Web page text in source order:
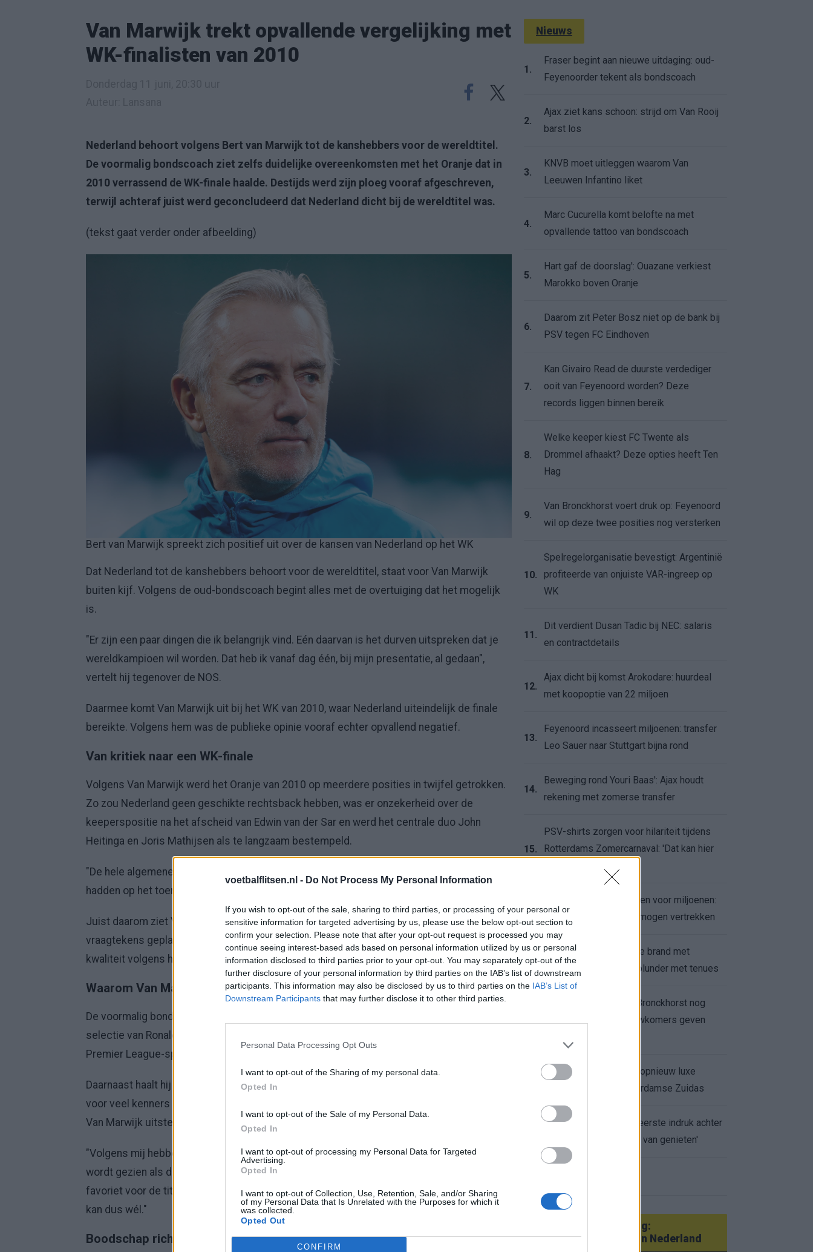
voetbalflitsen.nl - Do Not Process My Personal Information
If you wish to opt-out of the sale, sharing to third parties, or processing of your personal or
sensitive information for targeted advertising by us, please use the below opt-out section to
confirm your selection. Please note that after your opt-out request is processed you may
continue seeing interest-based ads based on personal information utilized by us or personal
information disclosed to third parties prior to your opt-out. You may separately opt-out of the
further disclosure of your personal information by third parties on the IAB’s list of downstream
participants. This information may also be disclosed by us to third parties on the IAB’s List of
Downstream Participants that may further disclose it to other third parties.
Personal Data Processing Opt Outs
I want to opt-out of the Sharing of my personal data.
Opted In
I want to opt-out of the Sale of my Personal Data.
Opted In
I want to opt-out of processing my Personal Data for Targeted
Advertising.
Opted In
I want to opt-out of Collection, Use, Retention, Sale, and/or Sharing
of my Personal Data that Is Unrelated with the Purposes for which it
was collected.
Opted Out
CONFIRM
Van Marwijk trekt opvallende vergelijking met
WK-finalisten van 2010
Nederland behoort volgens Bert van Marwijk tot de kanshebbers voor de wereldtitel.
De voormalig bondscoach ziet zelfs duidelijke overeenkomsten met het Oranje dat in
2010 verrassend de WK-finale haalde. Destijds werd zijn ploeg vooraf afgeschreven,
terwijl achteraf juist werd geconcludeerd dat Nederland dicht bij de wereldtitel was.
(tekst gaat verder onder afbeelding)
Bert van Marwijk spreekt zich positief uit over de kansen van Nederland op het WK
Dat Nederland tot de kanshebbers behoort voor de wereldtitel, staat voor Van Marwijk
buiten kijf. Volgens de oud-bondscoach begint alles met de overtuiging dat het mogelijk
is.
"Er zijn een paar dingen die ik belangrijk vind. Eén daarvan is het durven uitspreken dat je
wereldkampioen wil worden. Dat heb ik vanaf dag één, bij mijn presentatie, al gedaan",
vertelt hij tegenover de NOS.
Daarmee komt Van Marwijk uit bij het WK van 2010, waar Nederland uiteindelijk de finale
bereikte. Volgens hem was de publieke opinie vooraf echter opvallend negatief.
Van kritiek naar een WK-finale
Volgens Van Marwijk werd het Oranje van 2010 op meerdere posities in twijfel getrokken.
Zo zou Nederland geen geschikte rechtsback hebben, was er onzekerheid over de
keeperspositie na het afscheid van Edwin van der Sar en werd het centrale duo John
Heitinga en Joris Mathijsen als te langzaam bestempeld.
"De hele algemene opinie voor het WK van 2010 was namelijk dat we niks te zoeken
hadden op het toernooi", blikt hij terug.
Juist daarom ziet Van Marwijk overeenkomsten met de huidige situatie. Ook nu worden er
vraagtekens geplaatst bij bepaalde onderdelen van het Nederlands elftal, terwijl de
kwaliteit volgens hem aanwezig is om ver te komen.
Waarom Van Marwijk kansen ziet voor Oranje
De voormalig bondscoach wijst onder meer op de internationale ervaring binnen de
selectie van Ronald Koeman. Volgens Van Marwijk beschikt Nederland zelfs over meer
Premier League-spelers dan veel andere toplanden.
Daarnaast haalt hij de recente ontmoetingen met Spanje aan. De Europees kampioen geldt
voor veel kenners als de grote favoriet voor de wereldtitel, maar Oranje hield zich volgens
Van Marwijk uitstekend staande.
"Volgens mij hebben wij de selectie met de meeste spelers uit de Premier League en dat
wordt gezien als de sterkste competitie ter wereld. Daarnaast wordt Spanje gezien als
favoriet voor de titel en wij hebben vorig jaar nog twee keer gelijkgespeeld tegen hen. Het
kan dus wél."
Boodschap richting Oranje
Nieuws
1.
Fraser begint aan nieuwe uitdaging: oud-
Feyenoorder tekent als bondscoach
2.
Ajax ziet kans schoon: strijd om Van Rooij
barst los
3.
KNVB moet uitleggen waarom Van
Leeuwen Infantino liket
4.
Marc Cucurella komt belofte na met
opvallende tattoo van bondscoach
5.
Hart gaf de doorslag': Ouazane verkiest
Marokko boven Oranje
6.
Daarom zit Peter Bosz niet op de bank bij
PSV tegen FC Eindhoven
7.
Kan Givairo Read de duurste verdediger
ooit van Feyenoord worden? Deze
records liggen binnen bereik
8.
Welke keeper kiest FC Twente als
Drommel afhaakt? Deze opties heeft Ten
Hag
9.
Van Bronckhorst voert druk op: Feyenoord
wil op deze twee posities nog versterken
10.
Spelregelorganisatie bevestigt: Argentinië
profiteerde van onjuiste VAR-ingreep op
WK
11.
Dit verdient Dusan Tadic bij NEC: salaris
en contractdetails
12.
Ajax dicht bij komst Arokodare: huurdeal
met koopoptie van 22 miljoen
13.
Feyenoord incasseert miljoenen: transfer
Leo Sauer naar Stuttgart bijna rond
14.
Beweging rond Youri Baas': Ajax houdt
rekening met zomerse transfer
15.
PSV-shirts zorgen voor hilariteit tijdens
Rotterdams Zomercarnaval: 'Dat kan hier
16.
Feyenoord zet deur open voor miljoenen:
Ueda en Hadj Moussa mogen vertrekken
17.
Ajax helpt Burnley uit de brand met
afgeknipte sokken na blunder met tenues
Feyenoord onder Van Bronckhorst nog
altijd ongeslagen: nieuwkomers geven
Hakim Ziyech verhuurt opnieuw luxe
appartement op Amsterdamse Zuidas
Marcos Leonardo laat eerste indruk achter
bij Ajax: 'Hier gaan fans van genieten'
Van Götze tot Sterling:
statementtransfers in Nederland